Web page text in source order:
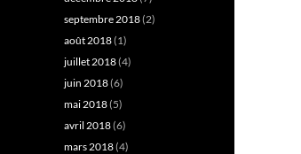
septembre 2018(2)
août 2018(1)
juillet 2018(4)
juin 2018(6)
mai 2018(5)
avril 2018(6)
mars 2018(4)